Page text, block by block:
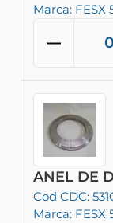
Marca: FESX
ANEL DE
Cod CDC: 531
Marca: FESX